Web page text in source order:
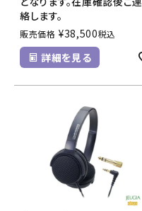
絡します。
販売価格 ¥38,500税込
詳細を見る